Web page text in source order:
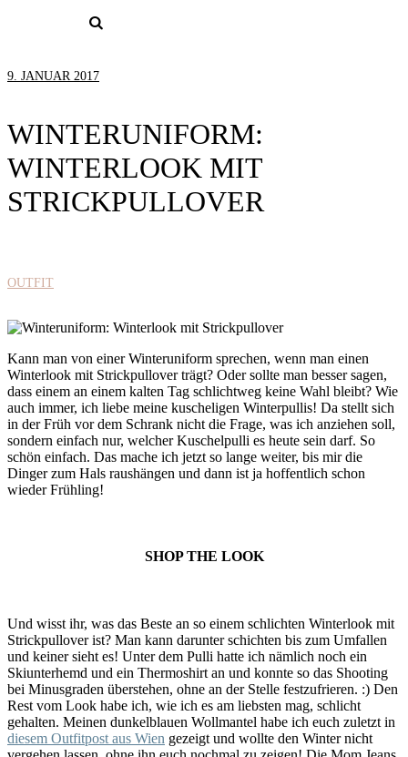
9. JANUAR 2017
WINTERUNIFORM:
WINTERLOOK MIT
STRICKPULLOVER
OUTFIT
Kann man von einer Winteruniform sprechen, wenn man einen
Winterlook mit Strickpullover trägt? Oder sollte man besser sagen,
dass einem an einem kalten Tag schlichtweg keine Wahl bleibt? Wie
auch immer, ich liebe meine kuscheligen Winterpullis! Da stellt sich
in der Früh vor dem Schrank nicht die Frage, was ich anziehen soll,
sondern einfach nur, welcher Kuschelpulli es heute sein darf. So
schön einfach. Das mache ich jetzt so lange weiter, bis mir die
Dinger zum Hals raushängen und dann ist ja hoffentlich schon
wieder Frühling!
SHOP THE LOOK
Und wisst ihr, was das Beste an so einem schlichten Winterlook mit
Strickpullover ist? Man kann darunter schichten bis zum Umfallen
und keiner sieht es! Unter dem Pulli hatte ich nämlich noch ein
Skiunterhemd und ein Thermoshirt an und konnte so das Shooting
bei Minusgraden überstehen, ohne an der Stelle festzufrieren. :) Den
Rest vom Look habe ich, wie ich es am liebsten mag, schlicht
gehalten. Meinen dunkelblauen Wollmantel habe ich euch zuletzt in
diesem Outfitpost aus Wien gezeigt und wollte den Winter nicht